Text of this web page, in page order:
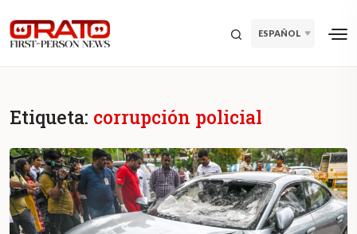
ESPAÑOL
Etiqueta: corrupción policial